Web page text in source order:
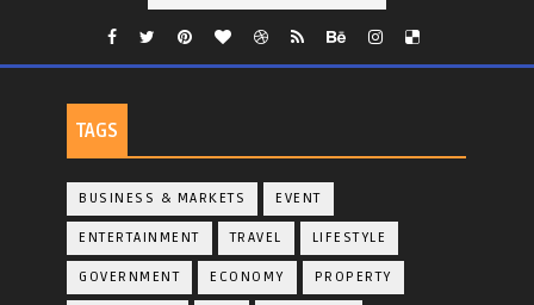
TAGS
BUSINESS & MARKETS EVENT
ENTERTAINMENT TRAVEL LIFESTYLE
GOVERNMENT ECONOMY PROPERTY